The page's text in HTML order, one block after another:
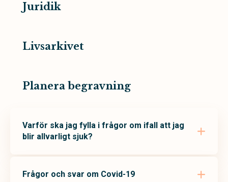
Juridik
Livsarkivet
Planera begravning
Varför ska jag fylla i frågor om ifall att jag
blir allvarligt sjuk?
Frågor och svar om Covid-19